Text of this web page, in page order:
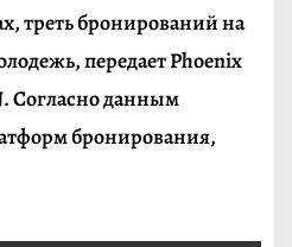
треть бронирований на
передает Phoenix
Согласно данным
бронирования,